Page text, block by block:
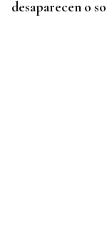
desaparecen o